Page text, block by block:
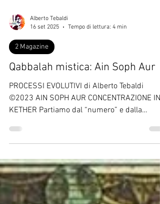
16 set 2025
Tempo di lettura: 4 min
2 Magazine
Qabbalah mistica: Ain Soph Aur
PROCESSI EVOLUTIVI di Alberto Tebaldi
Numerologia magica ....